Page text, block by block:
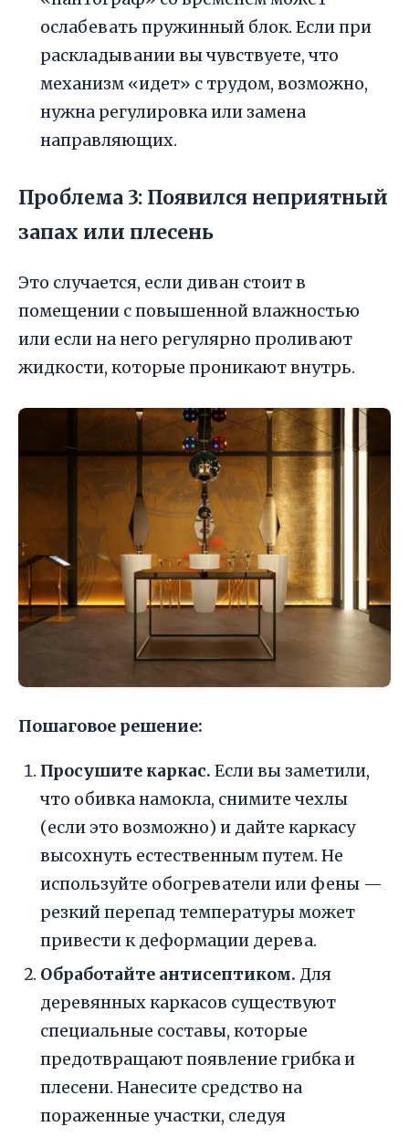
ослабевать пружинный блок. Если при
раскладывании вы чувствуете, что
механизм «идет» с трудом, возможно,
нужна регулировка или замена
направляющих.
Проблема 3: Появился неприятный
запах или плесень
Это случается, если диван стоит в
помещении с повышенной влажностью
или если на него регулярно проливают
жидкости, которые проникают внутрь.
Пошаговое решение:
Просушите каркас. Если вы заметили,
что обивка намокла, снимите чехлы
(если это возможно) и дайте каркасу
высохнуть естественным путем. Не
используйте обогреватели или фены —
резкий перепад температуры может
привести к деформации дерева.
Обработайте антисептиком. Для
деревянных каркасов существуют
специальные составы, которые
предотвращают появление грибка и
плесени. Нанесите средство на
пораженные участки, следуя